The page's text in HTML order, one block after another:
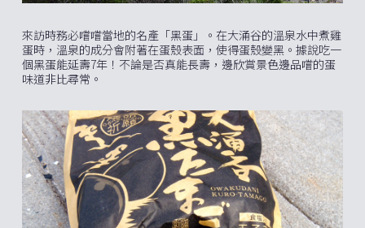
來訪時務必嚐嚐當地的名產「黑蛋」。在大涌谷的溫泉水中煮雞
蛋時，溫泉的成分會附著在蛋殼表面，使得蛋殼變黑。據說吃一
個黑蛋能延壽7年！不論是否真能長壽，邊欣賞景色邊品嚐的蛋
味道非比尋常。